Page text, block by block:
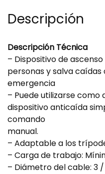
Descripción
Descripción Técnica
– Dispositivo de
personas y salva
emergencia
– Puede utilizarse como
dispositivo anticaída
comando
manual.
– Adaptable a los
– Carga de trabajo:
– Diámetro del cable: 3 /